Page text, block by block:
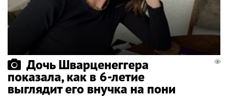
Дочь Шварценеггера
показала, как в 6-летие
выглядит его внучка на пони